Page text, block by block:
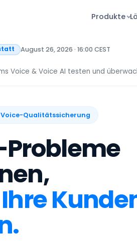
Produkte
August 26, 2026 · 16:00 CEST
Voice & Voice AI testen und
Qualitätssicherung